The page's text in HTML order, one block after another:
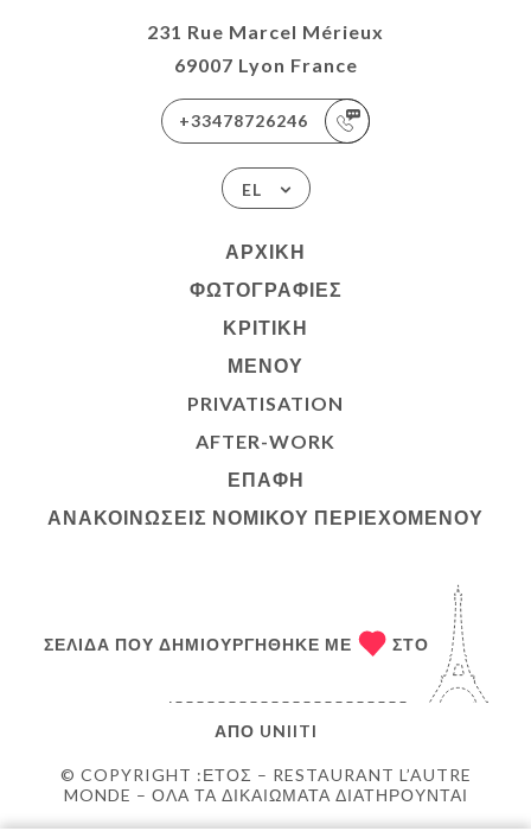
231 Rue Marcel Mérieux
69007 Lyon France
+33478726246
EL
ΑΡΧΙΚΉ
ΦΩΤΟΓΡΑΦΊΕΣ
ΚΡΙΤΙΚΉ
ΜΕΝΟΎ
PRIVATISATION
AFTER-WORK
ΕΠΑΦΉ
ΑΝΑΚΟΙΝΏΣΕΙΣ ΝΟΜΙΚΟΎ ΠΕΡΙΕΧΟΜΈΝΟΥ
© COPYRIGHT :ΈΤΟΣ – RESTAURANT L’AUTRE
MONDE – ΌΛΑ ΤΑ ΔΙΚΑΙΏΜΑΤΑ ΔΙΑΤΗΡΟΎΝΤΑΙ
ΣΕΛΊΔΑ ΠΟΥ ΔΗΜΙΟΥΡΓΉΘΗΚΕ ΜΕ ΣΤΟ
ΑΠΌ UNIITI